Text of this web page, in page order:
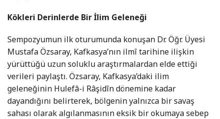
Kökleri Derinlerde Bir İlim Geleneği
Sempozyumun ilk oturumunda konuşan Dr. Öğr. Üyesi
Mustafa Özsaray, Kafkasya’nın ilmî tarihine ilişkin
yürüttüğü uzun soluklu araştırmalardan elde ettiği
verileri paylaştı. Özsaray, Kafkasya’daki ilim
geleneğinin Hulefâ-i Râşidîn dönemine kadar
dayandığını belirterek, bölgenin yalnızca bir savaş
sahası olarak algılanmasının eksik bir okumaya sebep